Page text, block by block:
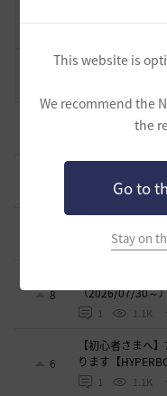
This website is
We recommend the
the
Go to
Stay on
エント研究室動画
初心者向け労働
753
803
8
（2026/07/30～
1 1.1K
6
【初心者さまへ
ります【
1 1.1K